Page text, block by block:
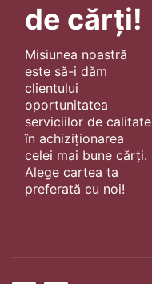
de cărți!
Misiunea noastră
este să-i dăm
clientului
oportunitatea
serviciilor de calitate
în achiziționarea
celei mai bune cărți.
Alege cartea ta
preferată cu noi!